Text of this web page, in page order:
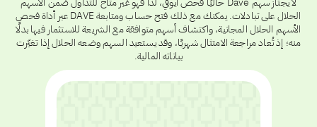
الحلال على تبادلات. يمكنك مع ذلك فتح حساب ومتابعة DAVE عبر أداة فحص
الأسهم الحلال المجانية، واكتشاف أسهم متوافقة مع الشريعة للاستثمار فيها بدلًا
منه؛ إذ تُعاد مراجعة الامتثال شهريًا، وقد يستعيد السهم وضعه الحلال إذا تغيّرت
بياناته المالية.